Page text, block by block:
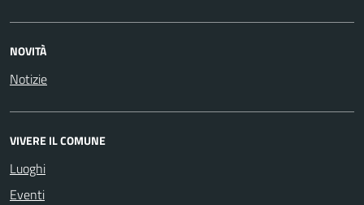
NOVITÀ
Notizie
VIVERE IL COMUNE
Luoghi
Eventi